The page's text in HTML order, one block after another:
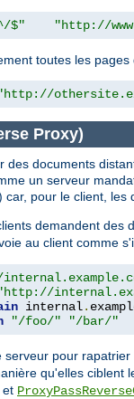
$" "http://
toutes les
Proxy)
des documents
un serveur
pour le client,
demandent des
au client comme
internal.
"/foo/" "/bar/"
serveur pour
qu'elles ciblent
et